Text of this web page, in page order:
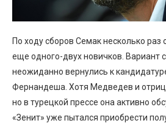
По ходу сборов Семак несколько
еще одного-двух новичков. Вариант
неожиданно вернулись к
Фернандеша. Хотя Медведев и
но в турецкой прессе она активно
«Зенит» уже пытался приобрести